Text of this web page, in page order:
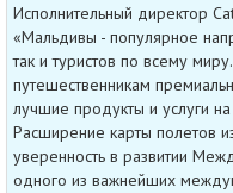
Исполнительный директор
«Мальдивы - популярное
так и туристов по всему
путешественникам
лучшие продукты и услуги
Расширение карты полетов
уверенность в развитии
одного из важнейших